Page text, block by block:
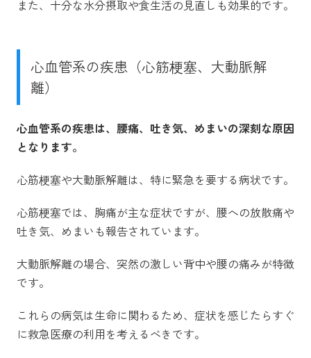
また、十分な水分摂取や食生活の見直しも効果的です。
心血管系の疾患（心筋梗塞、大動脈解
離）
心血管系の疾患は、腰痛、吐き気、めまいの深刻な原因
となります。
心筋梗塞や大動脈解離は、特に緊急を要する病状です。
心筋梗塞では、胸痛が主な症状ですが、腰への放散痛や
吐き気、めまいも報告されています。
大動脈解離の場合、突然の激しい背中や腰の痛みが特徴
です。
これらの病気は生命に関わるため、症状を感じたらすぐ
に救急医療の利用を考えるべきです。